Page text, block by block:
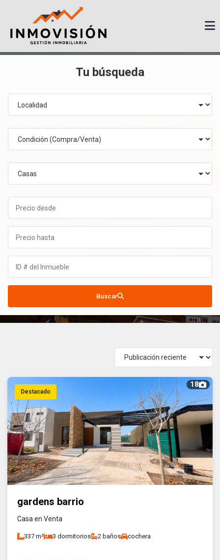
Tu búsqueda
Buscar
Destacado
18
gardens barrio
Casa en Venta
337 m² 3 dormitorios 2 baños cochera